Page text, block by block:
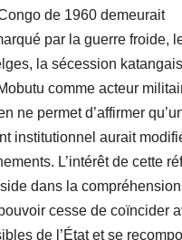
de 1960 demeurait
par la guerre froide,
la sécession
comme acteur
ne permet d’affirmer
institutionnel aurait
L’intérêt de cette
dans la
cesse de coïncider
de l’État et se